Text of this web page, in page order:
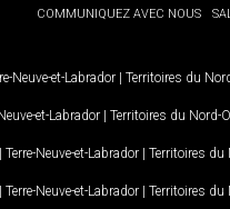
COMMUNIQUEZ AVEC NOUS
Neuve-et-Labrador | Territoires du
et-Labrador | Territoires du Nord-
| Terre-Neuve-et-Labrador | Territoires du
| Terre-Neuve-et-Labrador | Territoires du